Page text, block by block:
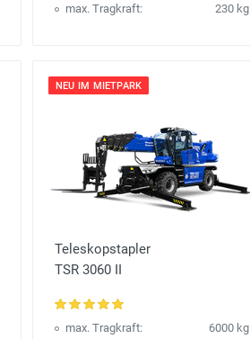
max. Tragkraft:
230 kg
NEU IM MIETPARK
Teleskopstapler
TSR 3060 II
max. Tragkraft:
6000 kg